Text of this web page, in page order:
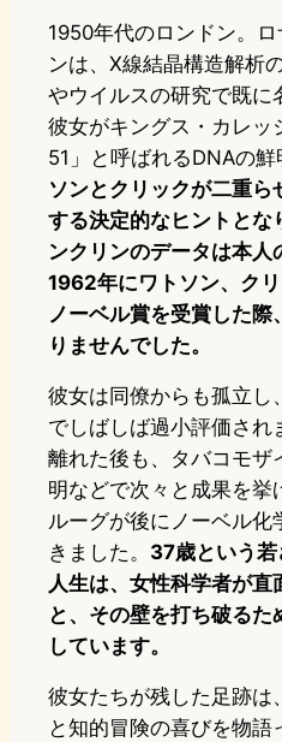
1950年代のロンドン。
ンは、X線結晶構造解析
やウイルスの研究で既に
彼女がキングス・カレッ
51」と呼ばれるDNAの鮮
ソンとクリックが二重
する決定的なヒントとな
ンクリンのデータは本人
1962年にワトソン、ク
ノーベル賞を受賞した
りませんでした。
彼女は同僚からも孤立し
でしばしば過小評価され
離れた後も、タバコモザ
明などで次々と成果を挙
ルーグが後にノーベル化
きました。 37歳という
人生は、女性科学者が直
と、その壁を打ち破る
しています。
彼女たちが残した足跡は
と知的冒険の喜びを物